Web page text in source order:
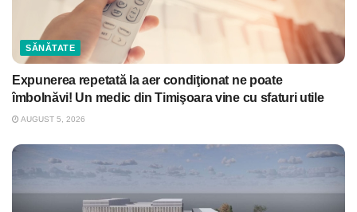
SĂNĂTATE
Expunerea repetată la aer condiţionat ne poate
îmbolnăvi! Un medic din Timişoara vine cu sfaturi utile
AUGUST 5, 2026